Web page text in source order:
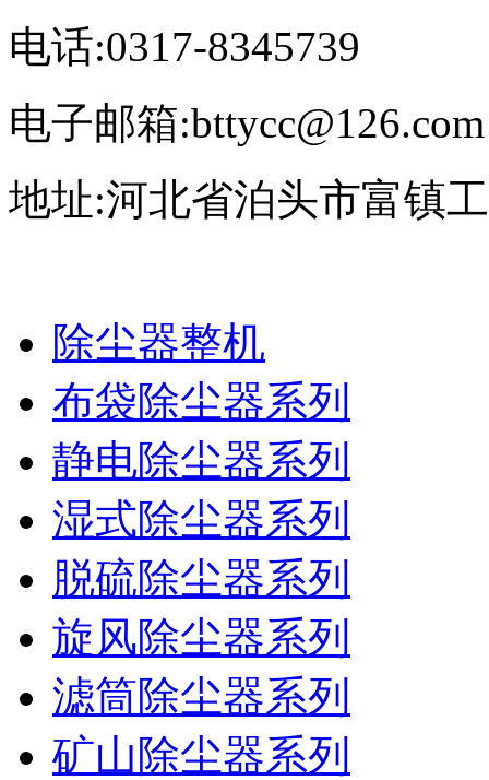
电话:0317-8345739
电子邮箱:bttycc@126.com
地址:河北省泊头市富镇
除尘器整机
布袋除尘器系列
静电除尘器系列
湿式除尘器系列
脱硫除尘器系列
旋风除尘器系列
滤筒除尘器系列
矿山除尘器系列